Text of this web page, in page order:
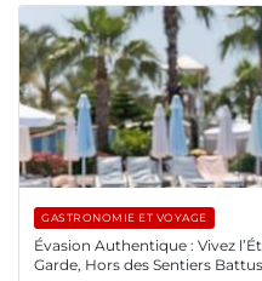
GASTRONOMIE ET VOYAGE
Évasion Authentique : Vivez
Garde, Hors des Sentiers Battus